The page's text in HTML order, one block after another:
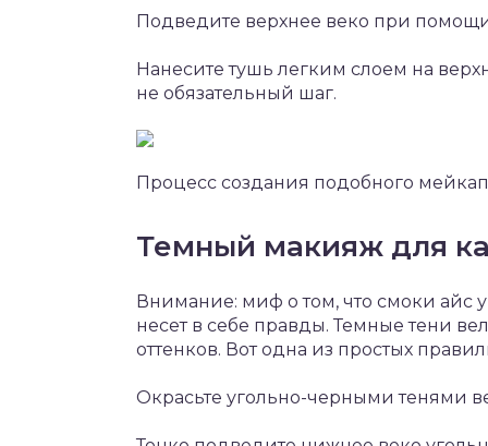
Подведите верхнее веко при
Нанесите тушь легким слоем на
не обязательный шаг.
Процесс создания подобного
Темный макияж для
Внимание: миф о том, что смоки айс
несет в себе правды. Темные тени
оттенков. Вот одна из простых
Окрасьте угольно-черными тенями